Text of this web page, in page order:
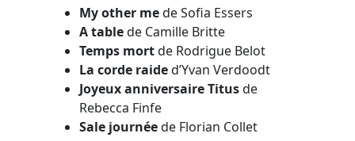
My other mede Sofia Essers
A tablede Camille Britte
Temps mortde Rodrigue Belot
La corde raided’Yvan Verdoodt
Joyeux anniversaire Titusde
Rebecca Finfe
Sale journéede Florian Collet